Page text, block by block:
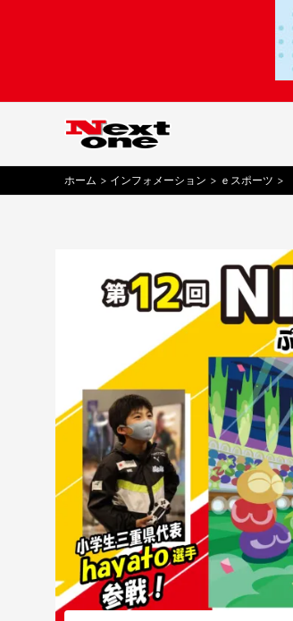
ホーム インフォメーション ｅスポーツ